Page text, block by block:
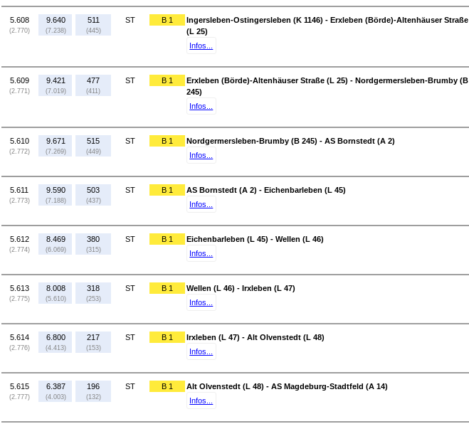
5.608
(2.770)
9.640
(7.238)
511
(445)
ST B 1
Ingersleben-Ostingersleben (K 1146) - Erxleben (Börde)-Altenhäuser Straße
(L 25)
Infos...
5.609
(2.771)
9.421
(7.019)
477
(411)
ST B 1
Erxleben (Börde)-Altenhäuser Straße (L 25) - Nordgermersleben-Brumby (B
245)
Infos...
5.610
(2.772)
9.671
(7.269)
515
(449)
ST B 1
Nordgermersleben-Brumby (B 245) - AS Bornstedt (A 2)
Infos...
5.611
(2.773)
9.590
(7.188)
503
(437)
ST B 1
AS Bornstedt (A 2) - Eichenbarleben (L 45)
Infos...
5.612
(2.774)
8.469
(6.069)
380
(315)
ST B 1
Eichenbarleben (L 45) - Wellen (L 46)
Infos...
5.613
(2.775)
8.008
(5.610)
318
(253)
ST B 1
Wellen (L 46) - Irxleben (L 47)
Infos...
5.614
(2.776)
6.800
(4.413)
217
(153)
ST B 1
Irxleben (L 47) - Alt Olvenstedt (L 48)
Infos...
5.615
(2.777)
6.387
(4.003)
196
(132)
ST B 1
Alt Olvenstedt (L 48) - AS Magdeburg-Stadtfeld (A 14)
Infos...